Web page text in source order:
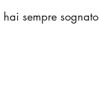
sempre sognato